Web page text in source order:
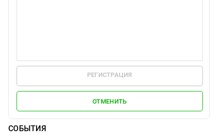
РЕГИСТРАЦИЯ
ОТМЕНИТЬ
СОБЫТИЯ